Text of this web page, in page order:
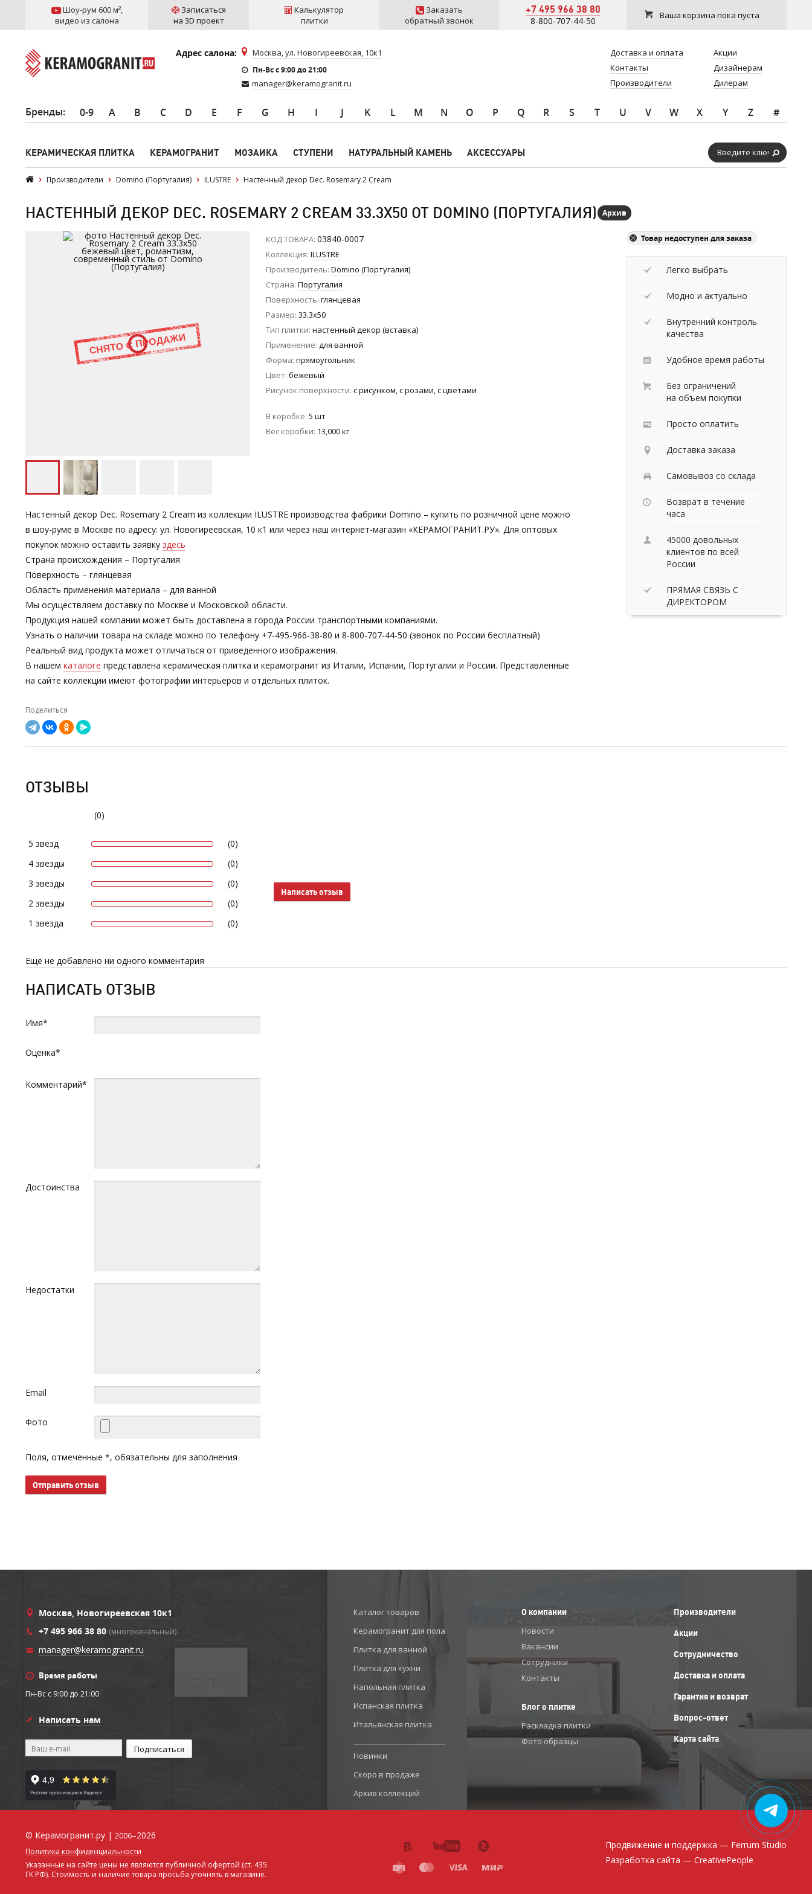
Шоу-рум 600 м²,
видео из салона
Записаться
на 3D проект
Калькулятор
плитки
Заказать
обратный звонок
+7 495 966 38 80
8-800-707-44-50 Ваша корзина пока пуста
Адрес салона: Москва, ул. Новогиреевская, 10к1
Пн-Вс c 9:00 до 21:00
manager@keramogranit.ru
Доставка и оплата
Контакты
Производители
Акции
Дизайнерам
Дилерам
Бренды: 0-9 A B C D E F G H I J K L M N O P Q R S T U V W X Y Z #
КЕРАМИЧЕСКАЯ ПЛИТКА КЕРАМОГРАНИТ МОЗАИКА СТУПЕНИ НАТУРАЛЬНЫЙ КАМЕНЬ АКСЕССУАРЫ
Производители Domino (Португалия) ILUSTRE Настенный декор Dec. Rosemary 2 Cream
НАСТЕННЫЙ ДЕКОР DEC. ROSEMARY 2 CREAM 33.3X50 ОТ DOMINO (ПОРТУГАЛИЯ) Архив
КОД ТОВАРА 03840-0007
Коллекция ILUSTRE
Производитель Domino (Португалия)
Страна Португалия
Поверхность глянцевая
Размер 33.3x50
Тип плитки настенный декор (вставка)
Применение для ванной
Форма прямоугольник
Цвет бежевый
Рисунок поверхности с рисунком, с розами, с цветами
В коробке 5 шт
Вес коробки 13,000 кг
Настенный декор Dec. Rosemary 2 Cream из коллекции ILUSTRE производства фабрики Domino – купить по розничной цене можно
в шоу-руме в Москве по адресу: ул. Новогиреевская, 10 к1 или через наш интернет-магазин «КЕРАМОГРАНИТ.РУ». Для оптовых
покупок можно оставить заявку здесь
Страна происхождения – Португалия
Поверхность – глянцевая
Область применения материала – для ванной
Мы осуществляем доставку по Москве и Московской области.
Продукция нашей компании может быть доставлена в города России транспортными компаниями.
Узнать о наличии товара на складе можно по телефону +7-495-966-38-80 и 8-800-707-44-50 (звонок по России бесплатный)
Реальный вид продукта может отличаться от приведенного изображения.
В нашем каталоге представлена керамическая плитка и керамогранит из Италии, Испании, Португалии и России. Представленные
на сайте коллекции имеют фотографии интерьеров и отдельных плиток.
Поделиться
Товар недоступен для заказа
Легко выбрать
Модно и актуально
Внутренний контроль
качества
Удобное время работы
Без ограничений
на объем покупки
Просто оплатить
Доставка заказа
Самовывоз со склада
Возврат в течение
часа
45000 довольных
клиентов по всей
России
ПРЯМАЯ СВЯЗЬ С
ДИРЕКТОРОМ
ОТЗЫВЫ
(0)
5 звёзд
(0)
4 звезды
(0)
3 звезды
(0)
2 звезды
(0)
1 звезда
(0)
Написать отзыв
Ещё не добавлено ни одного комментария
НАПИСАТЬ ОТЗЫВ
Имя*
Оценка*
Комментарий*
Достоинства
Недостатки
Email
Фото
Поля, отмеченные *, обязательны для заполнения
Отправить отзыв
Москва, Новогиреевская 10к1
+7 495 966 38 80 (многоканальный)
manager@keramogranit.ru
Время работы
Пн-Вс c 9:00 до 21:00
Написать нам
Каталог товаров
Керамогранит для пола
Плитка для ванной
Плитка для кухни
Напольная плитка
Испанская плитка
Итальянская плитка
Новинки
Скоро в продаже
Архив коллекций
О компании
Новости
Вакансии
Сотрудники
Контакты
Блог о плитке
Раскладка плитки
Фото образцы
Производители
Акции
Сотрудничество
Доставка и оплата
Гарантия и возврат
Вопрос-ответ
Карта сайта
© Керамогранит.ру | 2006–2026
Политика конфиденциальности
Указанные на сайте цены не являются публичной офертой (ст. 435
ГК РФ). Стоимость и наличие товара просьба уточнять в магазине.
Продвижение и поддержка — Ferrum Studio
Разработка сайта — CreativePeople